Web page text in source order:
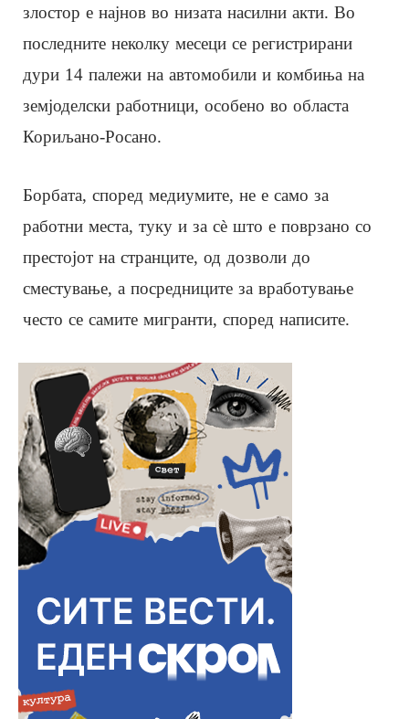
злостор е најнов во низата насилни акти. Во
последните неколку месеци се регистрирани
дури 14 палежи на автомобили и комбиња на
земјоделски работници, особено во областа
Кориљано-Росано.
Борбата, според медиумите, не е само за
работни места, туку и за сè што е поврзано со
престојот на странците, од дозволи до
сместување, а посредниците за вработување
често се самите мигранти, според написите.